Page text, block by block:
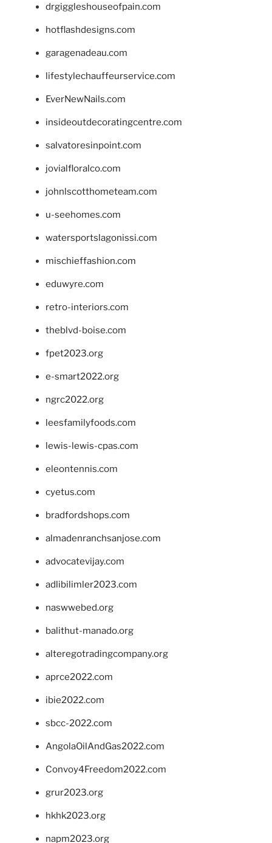
drgiggleshouseofpain.com
hotflashdesigns.com
garagenadeau.com
lifestylechauffeurservice.com
EverNewNails.com
insideoutdecoratingcentre.com
salvatoresinpoint.com
jovialfloralco.com
johnlscotthometeam.com
u-seehomes.com
watersportslagonissi.com
mischieffashion.com
eduwyre.com
retro-interiors.com
theblvd-boise.com
fpet2023.org
e-smart2022.org
ngrc2022.org
leesfamilyfoods.com
lewis-lewis-cpas.com
eleontennis.com
cyetus.com
bradfordshops.com
almadenranchsanjose.com
advocatevijay.com
adlibilimler2023.com
naswwebed.org
balithut-manado.org
alteregotradingcompany.org
aprce2022.com
ibie2022.com
sbcc-2022.com
AngolaOilAndGas2022.com
Convoy4Freedom2022.com
grur2023.org
hkhk2023.org
napm2023.org